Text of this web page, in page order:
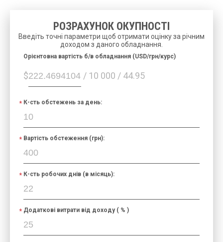
РОЗРАХУНОК ОКУПНОСТІ
Введіть точні параметри щоб отримати оцінку за річним
доходом з даного обладнання.
$ / 10 000 / 44.95
Орієнтовна вартість б/в обладнання (USD/грн/курс)
К-сть обстежень за день:
Вартість обстеження (грн):
К-сть робочих днів (в місяць):
Додаткові витрати від доходу ( % )